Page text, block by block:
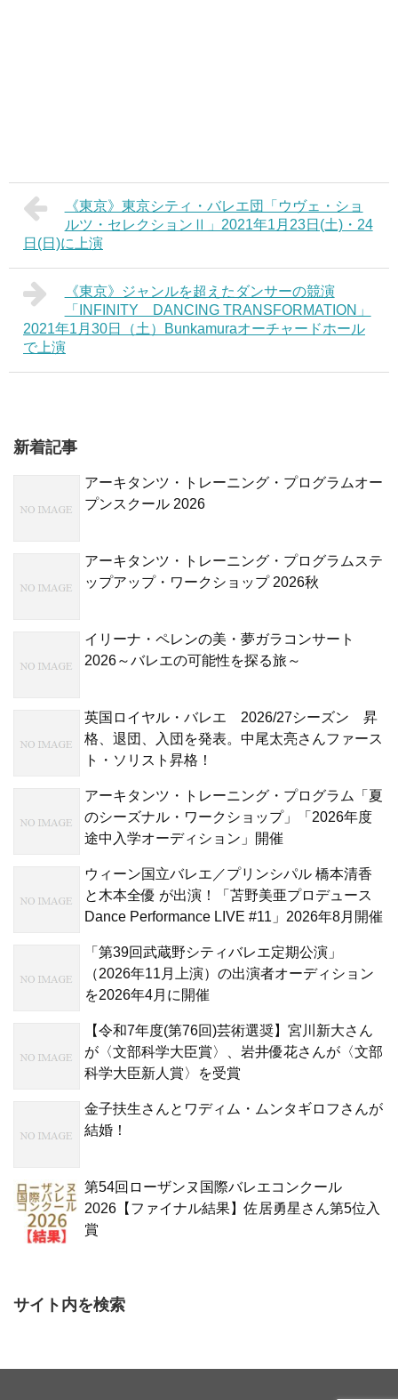
《東京》東京シティ・バレエ団「ウヴェ・ショ
ルツ・セレクションⅡ」2021年1月23日(土)・24
日(日)に上演
《東京》ジャンルを超えたダンサーの競演
「INFINITY DANCING TRANSFORMATION」
2021年1月30日（土）Bunkamuraオーチャードホール
で上演
新着記事
アーキタンツ・トレーニング・プログラムオー
プンスクール 2026
アーキタンツ・トレーニング・プログラムステ
ップアップ・ワークショップ 2026秋
イリーナ・ペレンの美・夢ガラコンサート
2026～バレエの可能性を探る旅～
英国ロイヤル・バレエ 2026/27シーズン 昇
格、退団、入団を発表。中尾太亮さんファース
ト・ソリスト昇格！
アーキタンツ・トレーニング・プログラム「夏
のシーズナル・ワークショップ」「2026年度
途中入学オーディション」開催
ウィーン国立バレエ／プリンシパル 橋本清香
と木本全優 が出演！「苫野美亜プロデュース
Dance Performance LIVE #11」2026年8月開催
「第39回武蔵野シティバレエ定期公演」
（2026年11月上演）の出演者オーディション
を2026年4月に開催
【令和7年度(第76回)芸術選奨】宮川新大さん
が〈文部科学大臣賞〉、岩井優花さんが〈文部
科学大臣新人賞〉を受賞
金子扶生さんとワディム・ムンタギロフさんが
結婚！
第54回ローザンヌ国際バレエコンクール
2026【ファイナル結果】佐居勇星さん第5位入
賞
サイト内を検索